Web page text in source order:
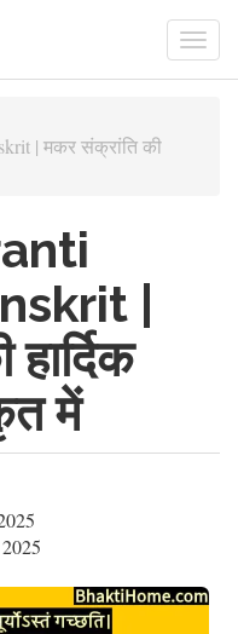
| मकर संक्रांति की
|
में